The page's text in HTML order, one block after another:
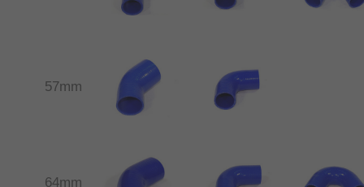
57mm
64mm